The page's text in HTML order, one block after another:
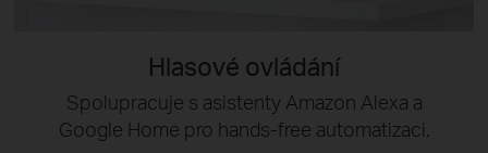
Hlasové ovládání
Spolupracuje s asistenty Amazon Alexa a
Google Home pro hands-free automatizaci.